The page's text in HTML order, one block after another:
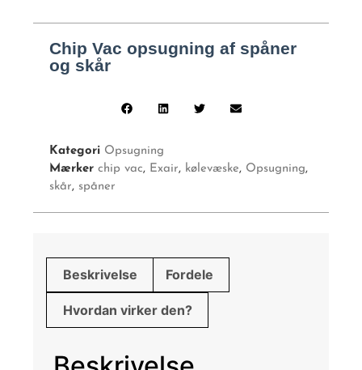
Chip Vac opsugning af spåner
og skår
Kategori Opsugning
Mærker chip vac, Exair, kølevæske, Opsugning,
skår, spåner
Beskrivelse Fordele
Hvordan virker den?